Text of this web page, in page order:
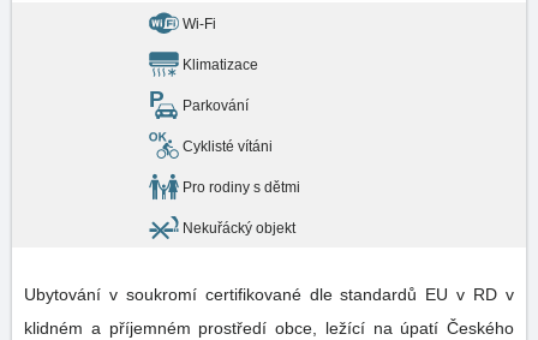
Wi-Fi
Klimatizace
Parkování
Cyklisté vítáni
Pro rodiny s dětmi
Nekuřácký objekt
Ubytování v soukromí certifikované dle standardů EU v RD v
klidném a příjemném prostředí obce, ležící na úpatí Českého